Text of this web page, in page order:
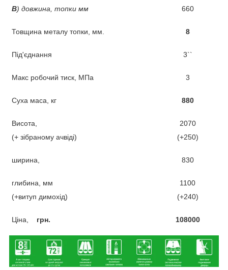
В) довжина, топки мм 660
Товщина металу топки, мм. 8
Під'єднання 3``
Макс робочий тиск, МПа 3
Суха маса, кг 880
Висота,
(+ зібраному ачвіді)
2070
(+250)
ширина, 830
глибина, мм
(+витуп димохід)
1100
(+240)
Ціна, грн. 108000